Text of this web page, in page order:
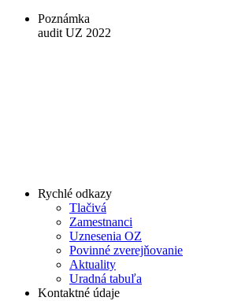
Poznámka
audit UZ 2022
Rychlé odkazy
Tlačivá
Zamestnanci
Uznesenia OZ
Povinné zverejňovanie
Aktuality
Uradná tabuľa
Kontaktné údaje